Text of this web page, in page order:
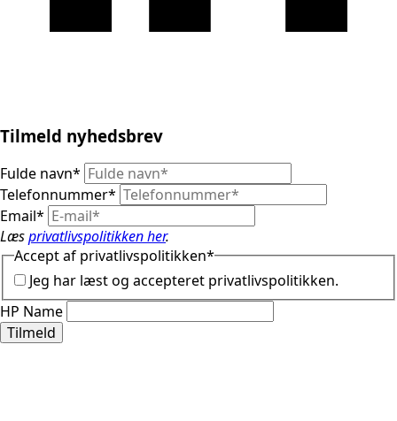
Tilmeld nyhedsbrev
Fulde navn*
Telefonnummer*
Email*
Læsprivatlivspolitikken her.
Accept af privatlivspolitikken*
Jeg har læst og accepteret privatlivspolitikken.
HP Name
Tilmeld